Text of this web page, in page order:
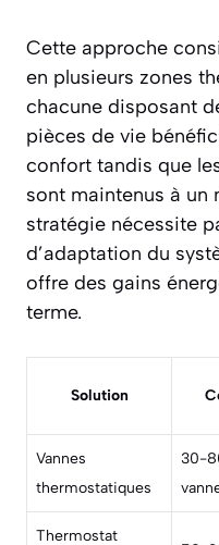
Cette approche
en plusieurs zones
chacune disposant
pièces de vie
confort tandis que
sont maintenus à un
stratégie nécessite
d’adaptation du
offre des gains
terme.
Solution
Vannes
thermostatiques
30-
Thermostat